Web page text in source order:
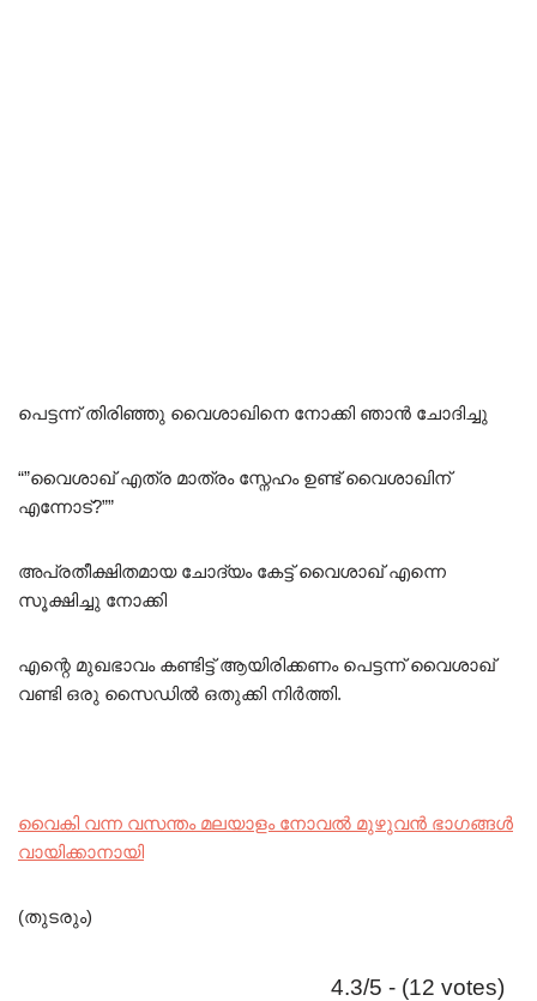
പെട്ടന്ന് തിരിഞ്ഞു വൈശാഖിനെ നോക്കി ഞാൻ ചോദിച്ചു
“”വൈശാഖ് എത്ര മാത്രം സ്നേഹം ഉണ്ട് വൈശാഖിന്
എന്നോട്?””
അപ്രതീക്ഷിതമായ ചോദ്യം കേട്ട് വൈശാഖ് എന്നെ
സൂക്ഷിച്ചു നോക്കി
എന്റെ മുഖഭാവം കണ്ടിട്ട് ആയിരിക്കണം പെട്ടന്ന് വൈശാഖ്
വണ്ടി ഒരു സൈഡിൽ ഒതുക്കി നിർത്തി.
വൈകി വന്ന വസന്തം മലയാളം നോവൽ മുഴുവൻ ഭാഗങ്ങൾ
വായിക്കാനായി
(തുടരും)
4.3/5 - (12 votes)